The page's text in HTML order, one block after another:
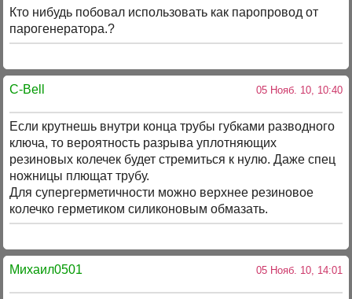
Кто нибудь побовал использовать как паропровод от
парогенератора.?
C-Bell 05 Нояб. 10, 10:40
Если крутнешь внутри конца трубы губками разводного
ключа, то вероятность разрыва уплотняющих
резиновых колечек будет стремиться к нулю. Даже спец
ножницы плющат трубу.
Для супергерметичности можно верхнее резиновое
колечко герметиком силиконовым обмазать.
Михаил0501 05 Нояб. 10, 14:01